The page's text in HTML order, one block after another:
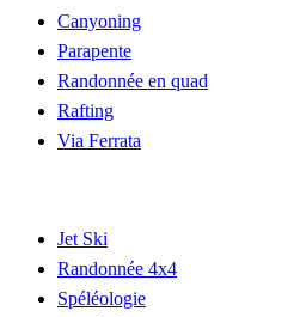
Canyoning
Parapente
Randonnée en quad
Rafting
Via Ferrata
Jet Ski
Randonnée 4x4
Spéléologie